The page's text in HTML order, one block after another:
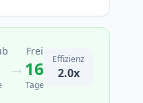
→
Frei
16
Tage
Effizienz
2.0x